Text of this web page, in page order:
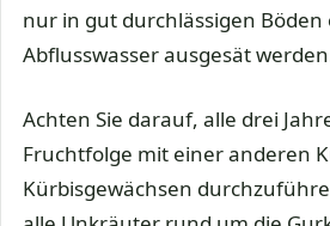
nur in gut durchlässigen Böden
Abflusswasser ausgesät
Achten Sie darauf, alle drei
Fruchtfolge mit einer anderen
Kürbisgewächsen